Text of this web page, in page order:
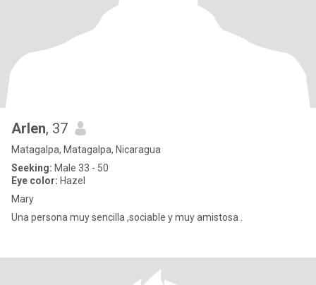
Arlen, 37
Matagalpa, Matagalpa, Nicaragua
Seeking: Male 33 - 50
Eye color: Hazel
Mary
Una persona muy sencilla ,sociable y muy amistosa .